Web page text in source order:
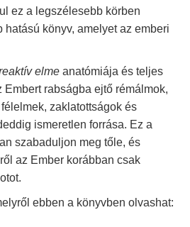
ez a legszélesebb körben
könyv, amelyet az emberi
elme anatómiája és teljes
Embert rabságba ejtő rémálmok,
zaklatottságok és
ismeretlen forrása. Ez a
szabaduljon meg tőle, és
az Ember korábban csak
ebben a könyvben olvashat: